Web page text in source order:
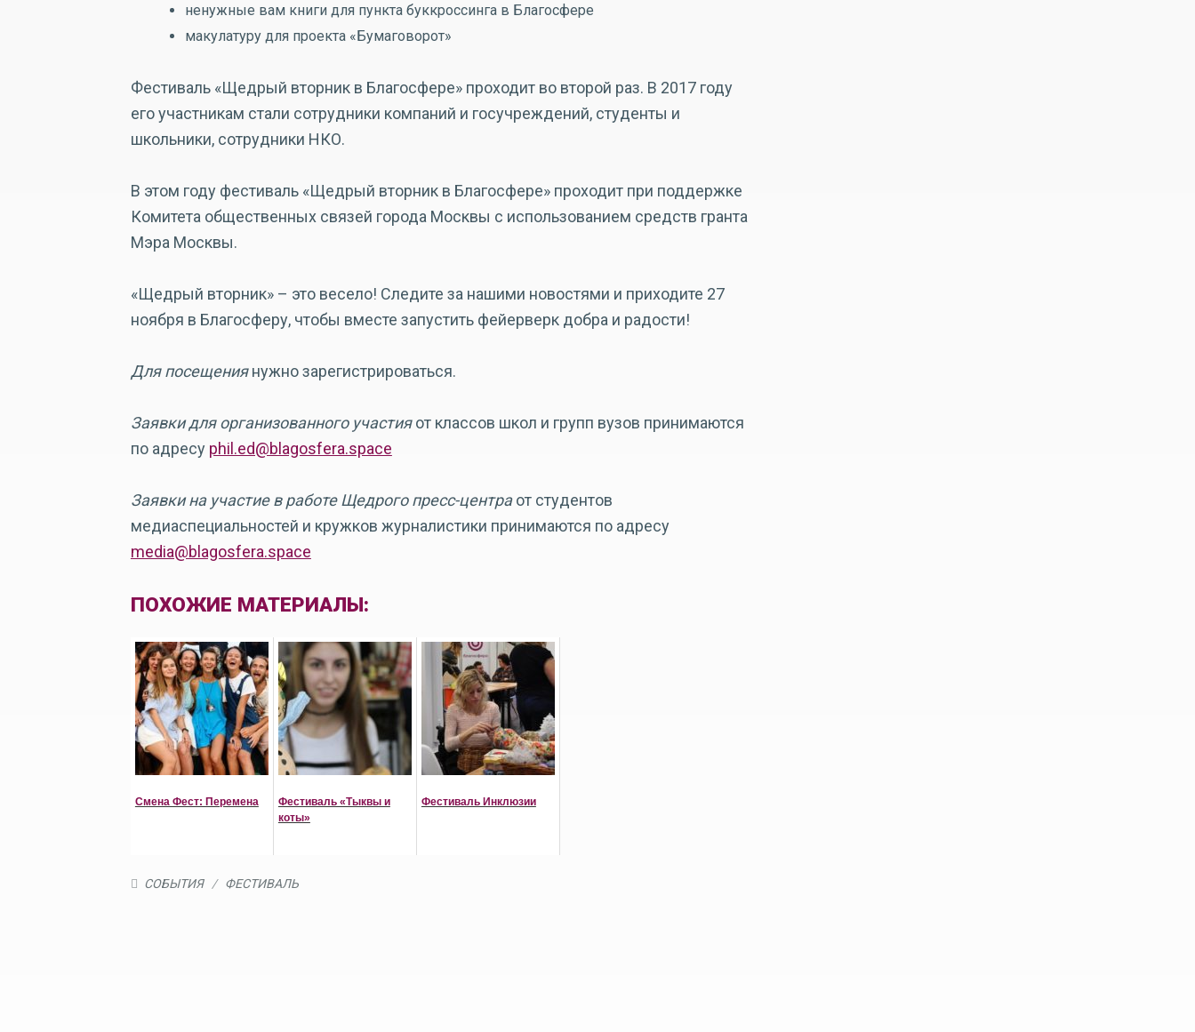
ненужные вам книги для пункта буккроссинга в Благосфере
макулатуру для проекта «Бумаговорот»
Фестиваль «Щедрый вторник в Благосфере» проходит во второй раз. В 2017 году
его участникам стали сотрудники компаний и госучреждений, студенты и
школьники, сотрудники НКО.
В этом году фестиваль «Щедрый вторник в Благосфере» проходит при поддержке
Комитета общественных связей города Москвы с использованием средств гранта
Мэра Москвы.
«Щедрый вторник» – это весело! Следите за нашими новостями и приходите 27
ноября в Благосферу, чтобы вместе запустить фейерверк добра и радости!
Для посещениянужно зарегистрироваться.
Заявки для организованного участияот классов школ и групп вузов принимаются
по адресу phil.ed@blagosfera.space
Заявки на участие в работе Щедрого пресс-центраот студентов
медиаспециальностей и кружков журналистики принимаются по адресу
media@blagosfera.space
ПОХОЖИЕ МАТЕРИАЛЫ:
Смена Фест: Перемена
Фестиваль «Тыквы и
коты»
Фестиваль Инклюзии
СОБЫТИЯ/ ФЕСТИВАЛЬ